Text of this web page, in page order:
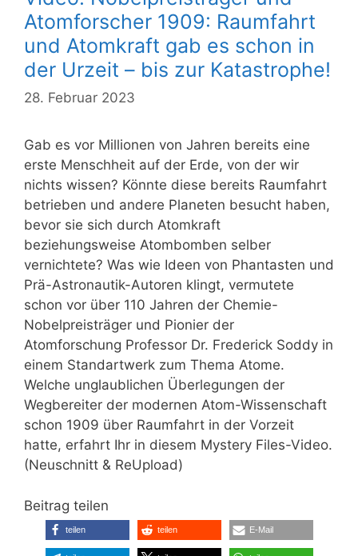
Atomforscher 1909: Raumfahrt
und Atomkraft gab es schon in
der Urzeit – bis zur Katastrophe!
28. Februar 2023
Gab es vor Millionen von Jahren bereits eine
erste Menschheit auf der Erde, von der wir
nichts wissen? Könnte diese bereits Raumfahrt
betrieben und andere Planeten besucht haben,
bevor sie sich durch Atomkraft
beziehungsweise Atombomben selber
vernichtete? Was wie Ideen von Phantasten und
Prä-Astronautik-Autoren klingt, vermutete
schon vor über 110 Jahren der Chemie-
Nobelpreisträger und Pionier der
Atomforschung Professor Dr. Frederick Soddy in
einem Standartwerk zum Thema Atome.
Welche unglaublichen Überlegungen der
Wegbereiter der modernen Atom-Wissenschaft
schon 1909 über Raumfahrt in der Vorzeit
hatte, erfahrt Ihr in diesem Mystery Files-Video.
(Neuschnitt & ReUpload)
Beitrag teilen
teilen teilen E-Mail